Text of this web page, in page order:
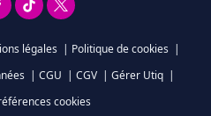
légales | Politique de cookies |
| CGU | CGV | Gérer Utiq |
cookies